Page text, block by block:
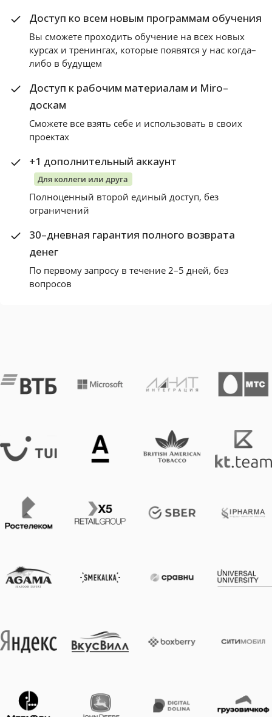
Доступ ко всем новым программам обучения
Вы сможете проходить обучение на всех новых
курсах и тренингах, которые появятся у нас когда–
либо в будущем
Доступ к рабочим материалам и Miro–
доскам
Сможете все взять себе и использовать в своих
проектах
+1 дополнительный аккаунт
Для коллеги или друга
Полноценный второй единый доступ, без
ограничений
30–дневная гарантия полного возврата
денег
По первому запросу в течение 2–5 дней, без
вопросов